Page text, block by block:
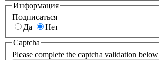
Информация
Подписаться
Да
Нет
Captcha
Please complete the captcha validation below